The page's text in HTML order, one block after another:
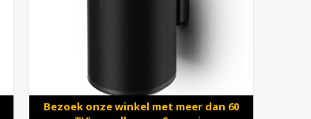
Bezoek onze winkel met meer dan 60